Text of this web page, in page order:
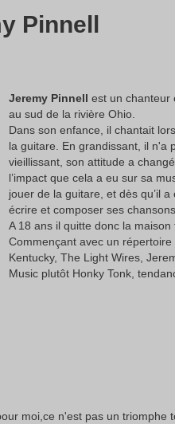
Pinnell
Jeremy Pinnell est un chanteur
au sud de la rivière Ohio.
Dans son enfance, il chantait
la guitare. En grandissant, il n'a
vieillissant, son attitude a
l’impact que cela a eu sur sa
jouer de la guitare, et dès qu’il
écrire et composer ses
A 18 ans il quitte donc la
Commençant avec un répertoire
Kentucky, The Light Wires,
Music plutôt Honky Tonk,
moi,ce n'est pas un triomphe